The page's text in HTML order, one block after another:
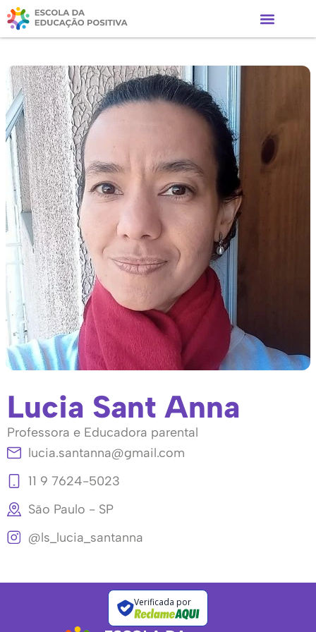
Lucia Sant Anna
Professora e Educadora parental
lucia.santanna@gmail.com
11 9 7624-5023
São Paulo - SP
@ls_lucia_santanna
Verificada por